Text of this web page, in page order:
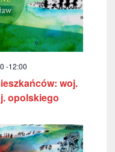
w
i
g
a
c
j
a
k
i
n
w
g
a
-12:00
woj.
opolskiego